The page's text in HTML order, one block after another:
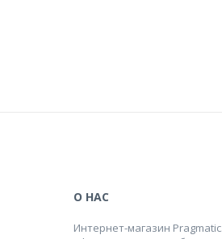
О НАС
Интернет-магазин